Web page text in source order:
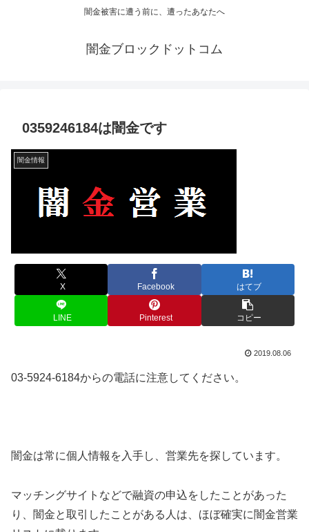
闇金被害に遭う前に、遭ったあなたへ
闇金ブロックドットコム
0359246184は闇金です
闇金情報
X Facebook はてブ
LINE Pinterest コピー
2019.08.06
03-5924-6184からの電話に注意してください。
闇金は常に個人情報を入手し、営業先を探しています。
マッチングサイトなどで融資の申込をしたことがあった
り、闇金と取引したことがある人は、ほぼ確実に闇金営業